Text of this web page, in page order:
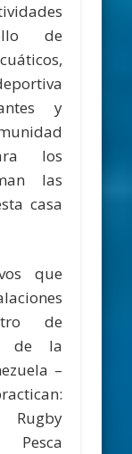
de
y
los
las
casa
que
de
de la
–